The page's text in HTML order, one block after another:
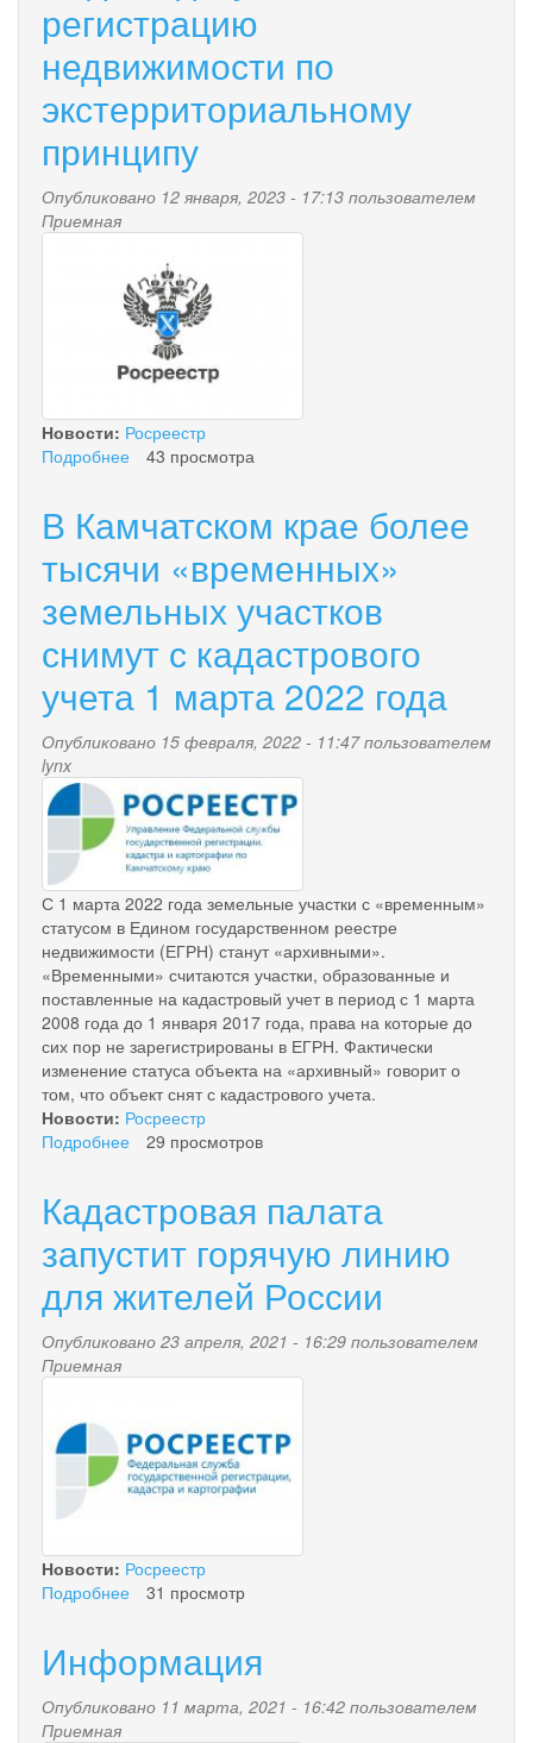
ошибка
и
ее
исправить?
регистрацию
недвижимости по
экстерриториальному
принципу
Опубликовано 12 января, 2023 - 17:13 пользователем
Приемная
rossreestr.jpg
Новости: Росреестр
Подробнее
на
недвижимости
экстерриториальному
принципу
43 просмотра
В Камчатском крае более
тысячи «временных»
земельных участков
снимут с кадастрового
учета 1 марта 2022 года
Опубликовано 15 февраля, 2022 - 11:47 пользователем
lynx
rosreestr.jpg
С 1 марта 2022 года земельные участки с «временным»
статусом в Едином государственном реестре
недвижимости (ЕГРН) станут «архивными».
«Временными» считаются участки, образованные и
поставленные на кадастровый учет в период с 1 марта
2008 года до 1 января 2017 года, права на которые до
сих пор не зарегистрированы в ЕГРН. Фактически
изменение статуса объекта на «архивный» говорит о
том, что объект снят с кадастрового учета.
Новости: Росреестр
Подробнее
крае
более
тысячи
земельных
участков
снимут
с
учета
1
марта
2022
29 просмотров
Кадастровая палата
запустит горячую линию
для жителей России
Опубликовано 23 апреля, 2021 - 16:29 пользователем
Приемная
Новости: Росреестр
Подробнее
запустит
горячую
линию
31 просмотр
Информация
Опубликовано 11 марта, 2021 - 16:42 пользователем
Приемная